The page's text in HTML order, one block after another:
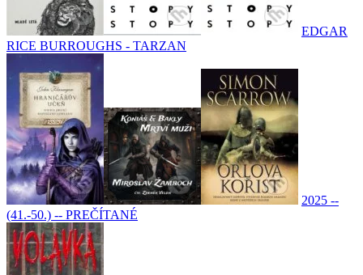
EDGAR
RICE BURROUGHS - TARZAN
2025 --
(41.-50.) -- PREČÍTANÉ